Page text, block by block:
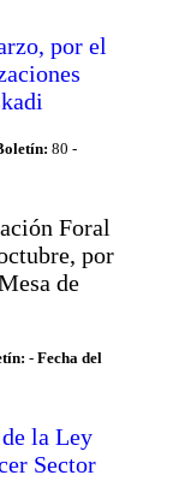
por el
80 -
Foral
por
de
- Fecha del
la Ley
Sector